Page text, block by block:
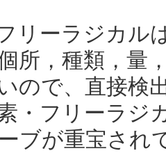
リーラジカル
所，種類，量
ので、直接検
・フリーラジ
ブが重宝され